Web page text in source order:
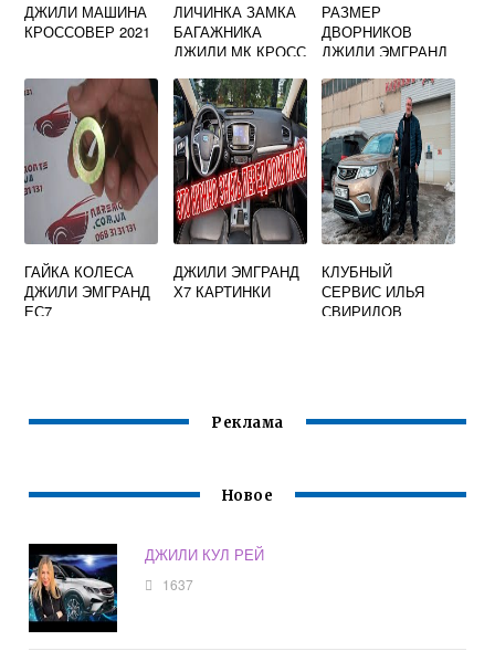
ДЖИЛИ МАШИНА
КРОССОВЕР 2021
ЛИЧИНКА ЗАМКА
БАГАЖНИКА
ДЖИЛИ МК КРОСС
РАЗМЕР
ДВОРНИКОВ
ДЖИЛИ ЭМГРАНД
ГАЙКА КОЛЕСА
ДЖИЛИ ЭМГРАНД
ЕС7
ДЖИЛИ ЭМГРАНД
Х7 КАРТИНКИ
КЛУБНЫЙ
СЕРВИС ИЛЬЯ
СВИРИДОВ
Реклама
Новое
ДЖИЛИ КУЛ РЕЙ
1637